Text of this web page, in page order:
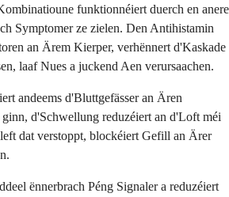
funktionnéiert duerch en anere
Symptomer ze zielen. Den Antihistamin
an Ärem Kierper, verhënnert d'Kaskade
laaf Nues a juckend Aen verursaachen.
andeems d'Bluttgefässer an Ären
ginn, d'Schwellung reduzéiert an d'Loft méi
dat verstoppt, blockéiert Gefill an Ärer
ënnerbrach Péng Signaler a reduzéiert